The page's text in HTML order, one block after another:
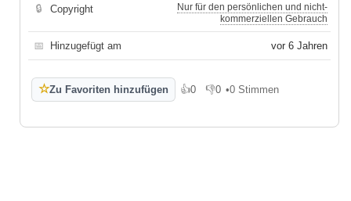
🔒 Copyright
Nur für den persönlichen und nicht-
kommerziellen Gebrauch
📅 Hinzugefügt am vor 6 Jahren
☆Zu Favoriten hinzufügen 👍0
Gefällt mir
👎0
Gefällt mir nicht
•0 Stimmen